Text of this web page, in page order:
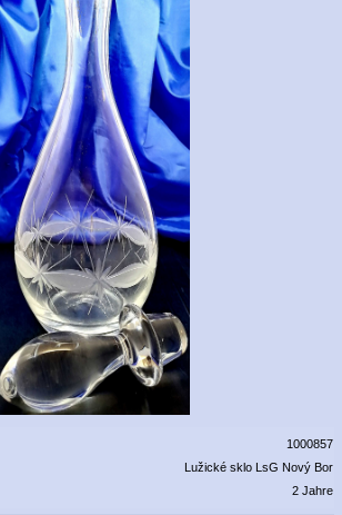
1000857
Lužické sklo LsG Nový Bor
2 Jahre